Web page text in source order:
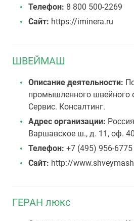
Телефон: 8 800 500-2269
Сайт: https://iminera.ru
ШВЕЙМАШ
Описание деятельности:
промышленного швейного
Сервис. Консалтинг.
Адрес организации:
Варшавское ш., д. 11, оф.
Телефон: +7 (495) 956-6775
Сайт: http://
ГЕРАН люкс